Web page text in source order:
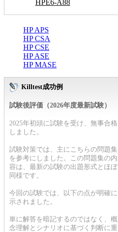
HPE6-A88
HP APS
HP CSA
HP CSE
HP ASE
HP MASE
Killtest成功例
試験後評価（2026年度最新試験）
2025年初頭に試験を受け、無事合格
しました。
試験対策では、主にこちらの問題集
を参考にしました。この問題集の内
容は、最新の試験の出題形式とほぼ
同様です。
今回の試験では、以下の点が明確に
示されました。
単に解答を暗記するのではなく、概
念理解とシナリオに基づく判断に重